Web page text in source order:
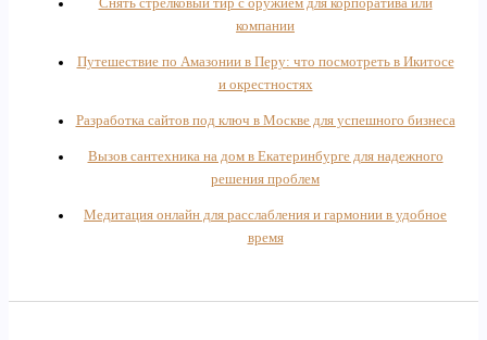
Снять стрелковый тир с оружием для корпоратива или
компании
Путешествие по Амазонии в Перу: что посмотреть в Икитосе
и окрестностях
Разработка сайтов под ключ в Москве для успешного бизнеса
Вызов сантехника на дом в Екатеринбурге для надежного
решения проблем
Медитация онлайн для расслабления и гармонии в удобное
время